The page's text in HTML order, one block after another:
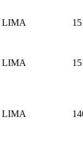
LIMA
LIMA
LIMA